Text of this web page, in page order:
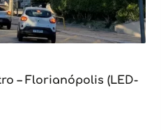
– Florianópolis (LED-